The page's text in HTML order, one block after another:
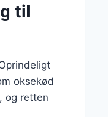
til
oksekød
og retten